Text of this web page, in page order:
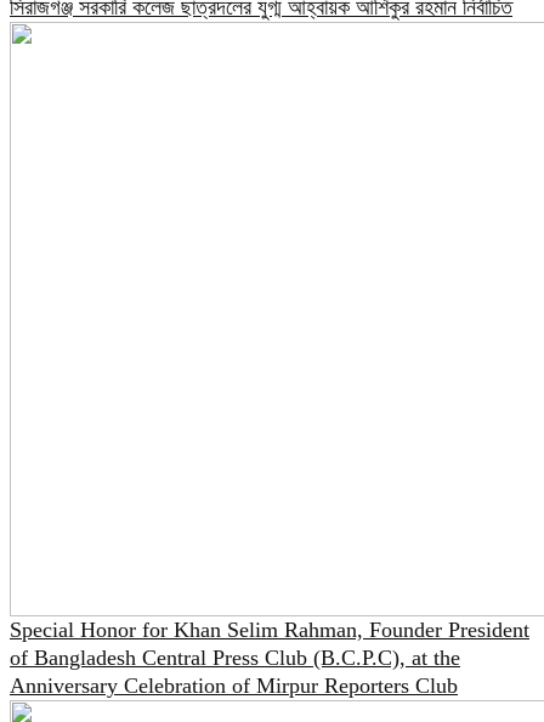
সিরাজগঞ্জ সরকারি কলেজ ছাত্রদলের যুগ্ম আহ্বায়ক আশিকুর রহমান নির্বাচিত
Special Honor for Khan Selim Rahman, Founder President
of Bangladesh Central Press Club (B.C.P.C), at the
Anniversary Celebration of Mirpur Reporters Club